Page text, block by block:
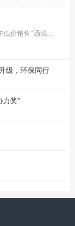
价销售“汤浅...
级，环保同行
力奖”